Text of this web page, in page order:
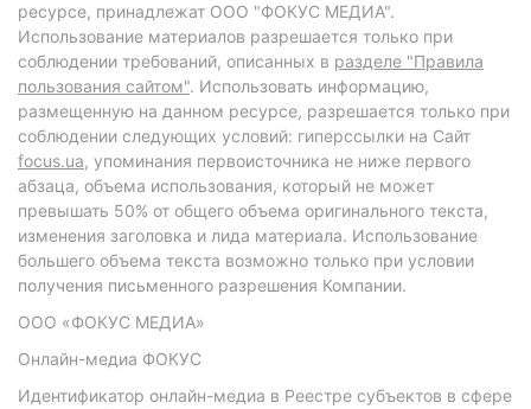
ресурсе, принадлежат ООО "ФОКУС МЕДИА".
Использование материалов разрешается только при
соблюдении требований, описанных в разделе "Правила
пользования сайтом". Использовать информацию,
размещенную на данном ресурсе, разрешается только при
соблюдении следующих условий: гиперссылки на Сайт
focus.ua, упоминания первоисточника не ниже первого
абзаца, объема использования, который не может
превышать 50% от общего объема оригинального текста,
изменения заголовка и лида материала. Использование
большего объема текста возможно только при условии
получения письменного разрешения Компании.
ООО «ФОКУС МЕДИА»
Онлайн-медиа ФОКУС
Идентификатор онлайн-медиа в Реестре субъектов в сфере